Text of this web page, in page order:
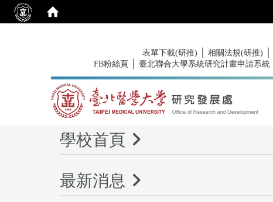
表單下載(研推) 相關法規(研推)
FB粉絲頁 臺北聯合大學系統研究計畫申請系統
學校首頁
最新消息